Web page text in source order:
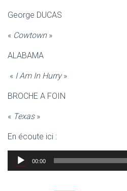
George DUCAS
« Cowtown»
ALABAMA
« I Am In Hurry»
BROCHE A FOIN
« Texas»
En écoute ici :
Lecteur
audio
00:00